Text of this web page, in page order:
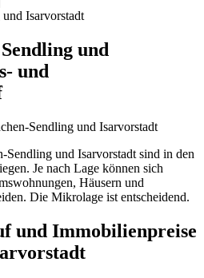
und
und
Sendling und Isarvorstadt
und Isarvorstadt sind in den
Je nach Lage können sich
Häusern und
Die Mikrolage ist entscheidend.
und Immobilienpreise